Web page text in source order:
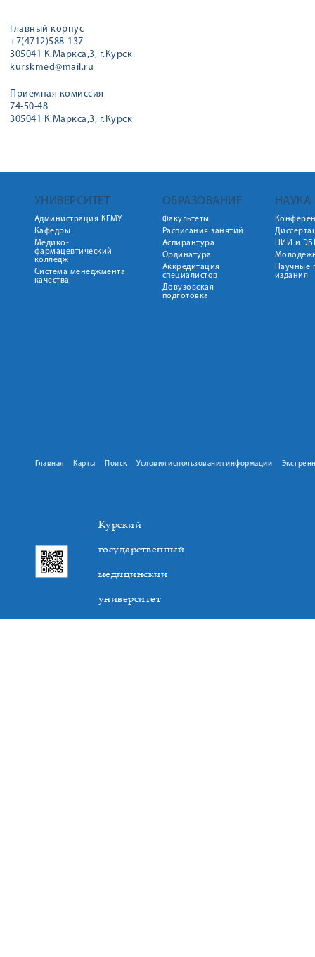
Главный корпус
+7(4712)588-137
305041 К.Маркса,3, г.Курск
kurskmed@mail.ru
Приемная комиссия
74-50-48
305041 К.Маркса,3, г.Курск
УНИВЕРСИТЕТ
Администрация КГМУ
Кафедры
Медико-
фармацевтический
колледж
Система менеджмента
качества
ОБРАЗОВАНИЕ
Факультеты
Расписания занятий
Аспирантура
Ординатура
Аккредитация
специалистов
Довузовская
подготовка
НАУКА
НИИ и
Научные
издания
Главная Карты Поиск Условия использования информации
Курский
государственный
медицинский
университет